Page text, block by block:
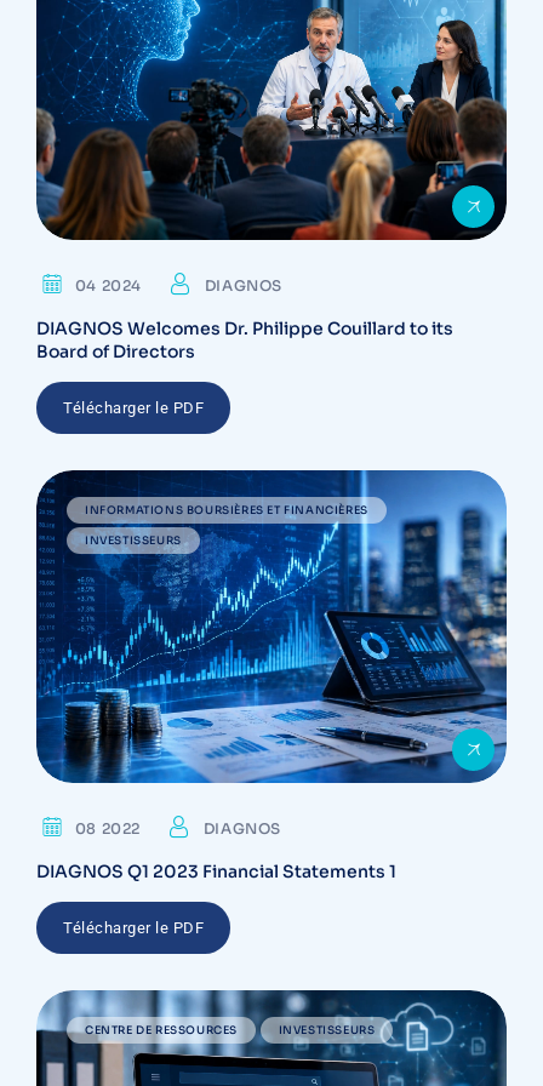
04 2024 DIAGNOS
DIAGNOS Welcomes Dr. Philippe Couillard to its
Board of Directors
Télécharger le PDF
INFORMATIONS BOURSIÈRES ET FINANCIÈRES
INVESTISSEURS
08 2022 DIAGNOS
DIAGNOS Q1 2023 Financial Statements 1
Télécharger le PDF
CENTRE DE RESSOURCES INVESTISSEURS